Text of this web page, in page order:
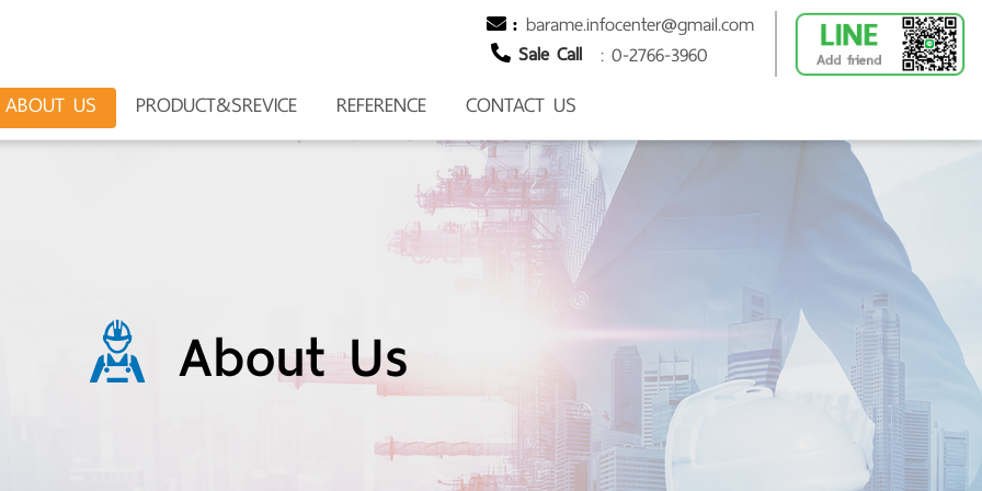
: barame.infocenter@gmail.com
Sale Call : 0-2766-3960
ABOUT US PRODUCT&SREVICE REFERENCE CONTACT US
About Us